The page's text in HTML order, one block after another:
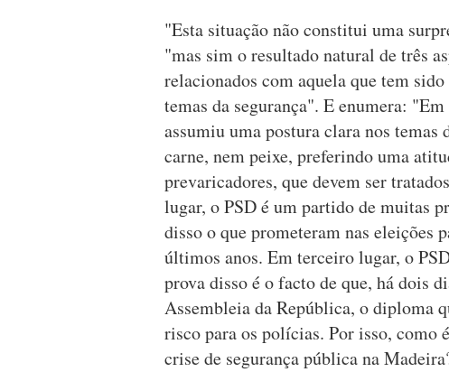
"Esta situação não constitui uma
"mas sim o resultado natural de três
relacionados com aquela que tem
temas da segurança". E enumera:
assumiu uma postura clara nos
carne, nem peixe, preferindo uma
prevaricadores, que devem ser
lugar, o PSD é um partido de muitas
disso o que prometeram nas eleições
últimos anos. Em terceiro lugar, o
prova disso é o facto de que, há dois
Assembleia da República, o diploma
risco para os polícias. Por isso, como
crise de segurança pública na